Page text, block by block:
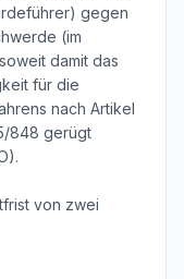
gegen
(im
damit das
für die
nach Artikel
848 gerügt
von zwei